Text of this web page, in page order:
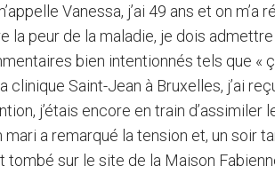
Vanessa, j’ai 49 ans et on
la peur de la maladie, je dois
bien intentionnés tels que «
clinique Saint-Jean à Bruxelles, j’ai
j’étais encore en train d’assimiler
mari a remarqué la tension et, un soir
tombé sur le site de la Maison